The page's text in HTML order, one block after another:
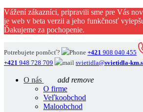
Vážení zákazníci, pripravili sme pre Vás
je web v beta verzii a jeho funkčnosť
Ďakujeme za pochopenie.
Potrebujete pomôcť? +421 908 040 455
+421 948 728 709 svietidla@svietidla-
O nás add remove
O firme
Veľkoobchod
Maloobchod